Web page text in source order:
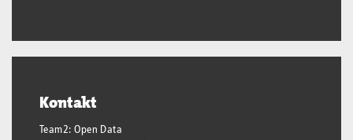
Kontakt
Team2: Open Data